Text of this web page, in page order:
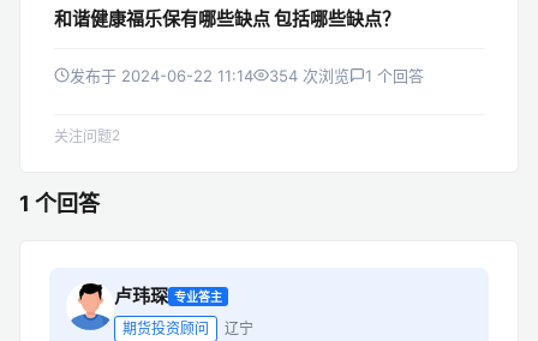
和谐健康福乐保有哪些缺点 包括哪些缺点？
发布于 2024-06-22 11:14 354 次浏览 1 个回答
关注问题2
1 个回答
卢玮琛 专业答主
期货投资顾问 辽宁